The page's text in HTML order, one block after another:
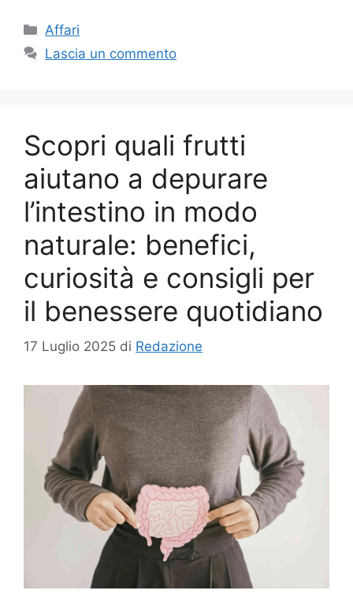
Categorie
Affari
Lascia un commento
Scopri quali frutti
aiutano a depurare
l’intestino in modo
naturale: benefici,
curiosità e consigli per
il benessere quotidiano
17 Luglio 2025 di Redazione